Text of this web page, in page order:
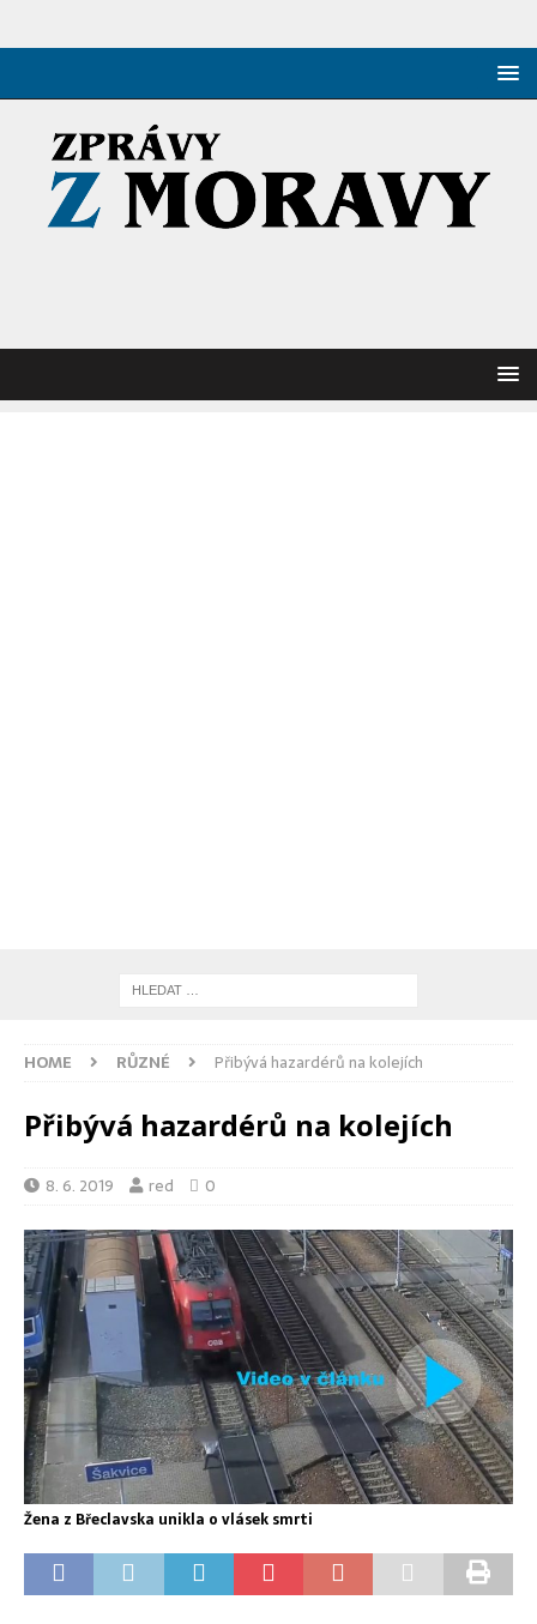
HOME RŮZNÉ Přibývá hazardérů na kolejích
Přibývá hazardérů na kolejích
8. 6. 2019 red 0
Žena z Břeclavska unikla o vlásek smrti